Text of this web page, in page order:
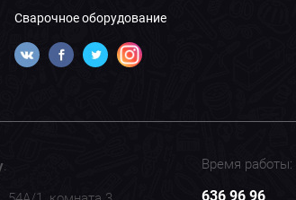
Сварочное оборудование
.
Время работы:
636 96 96